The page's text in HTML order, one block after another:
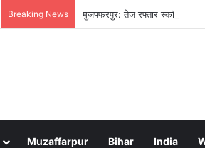
Breaking News मुजफ्फरपुर: तेज रफ्तार स्कॉर्पियो ने
Muzaffarpur Bihar India